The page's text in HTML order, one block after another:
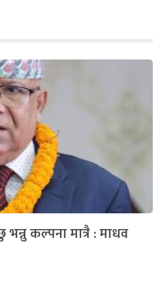
भन्नु कल्पना मात्रै : माधव